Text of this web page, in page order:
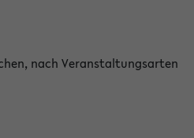
nach Veranstaltungsarten